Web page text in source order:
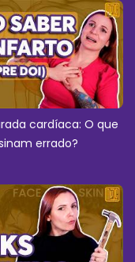
cardíaca: O que
errado?